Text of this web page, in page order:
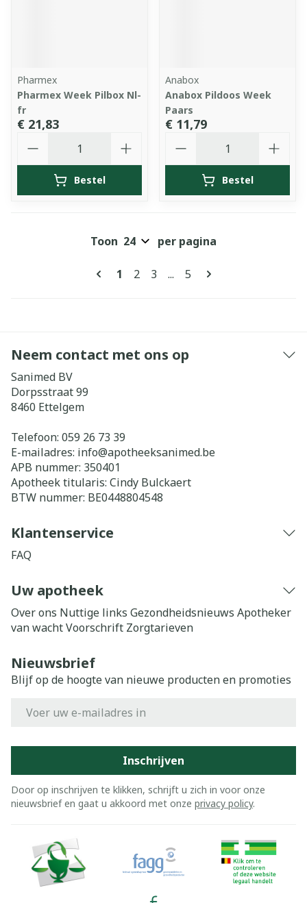
Pharmex
Pharmex Week Pilbox Nl-
fr
€ 21,83
Bestel
Anabox
Anabox Pildoos Week
Paars
€ 11,79
Bestel
Pagina's
U lees momenteel pagina
1 Pagina
2 Pagina
3 ... Pagina
5
Toon per pagina
Neem contact met ons op
Sanimed BV
Dorpsstraat 99
8460 Ettelgem
Telefoon: 059 26 73 39
E-mailadres: info@apotheeksanimed.be
APB nummer: 350401
Apotheek titularis: Cindy Bulckaert
BTW nummer: BE0448804548
Klantenservice
FAQ
Uw apotheek
Over ons Nuttige links Gezondheidsnieuws Apotheker
van wachtVoorschrift Zorgtarieven
Nieuwsbrief
Blijf op de hoogte van nieuwe producten en promoties
Inschrijven
Door op inschrijven te klikken, schrijft u zich in voor onze
nieuwsbrief en gaat u akkoord met onze privacy policy.